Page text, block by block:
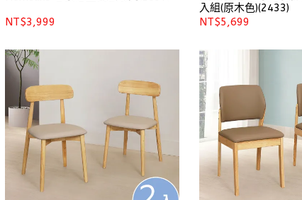
NT$3,999
入組(原木色)(2433)
NT$5,699